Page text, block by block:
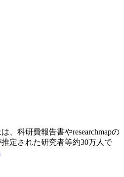
、科研費報告書やresearchmapの
定された研究者等約30万人で